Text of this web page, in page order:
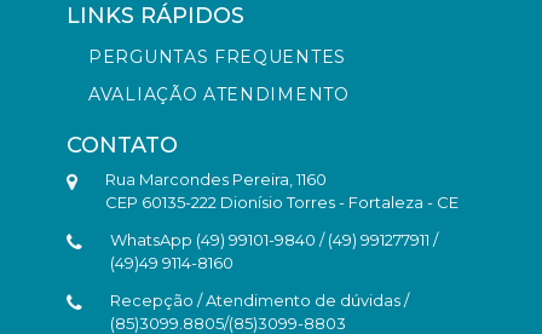
LINKS RÁPIDOS
PERGUNTAS FREQUENTES
AVALIAÇÃO ATENDIMENTO
CONTATO
Rua Marcondes Pereira, 1160
CEP 60135-222 Dionísio Torres - Fortaleza - CE
WhatsApp (49) 99101-9840 / (49) 991277911 /
(49)49 9114-8160
Recepção / Atendimento de dúvidas /
(85)3099.8805/(85)3099-8803